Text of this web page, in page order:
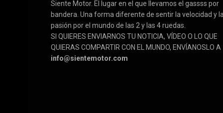
Siente Motor. El lugar en el que llevamos el gassss por
bandera. Una forma diferente de sentir la velocidad y la
pasión por el mundo de las 2 y las 4 ruedas.
SI QUIERES ENVIARNOS TU NOTICIA, VÍDEO O LO QUE
QUIERAS COMPARTIR CON EL MUNDO, ENVÍANOSLO A
info@sientemotor.com